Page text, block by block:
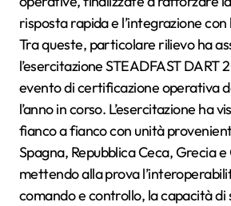
risposta rapida e l’integrazione
Tra queste, particolare rilievo ha
l’esercitazione STEADFAST DART
evento di certificazione operativa
l’anno in corso. L’esercitazione ha
fianco a fianco con unità
Spagna, Repubblica Ceca, Grecia
mettendo alla prova
comando e controllo, la capacità